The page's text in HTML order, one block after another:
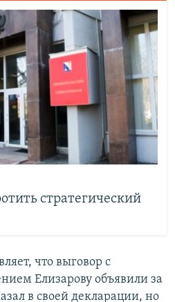
стратегический
что выговор с
Елизарову объявили за
в своей декларации, но